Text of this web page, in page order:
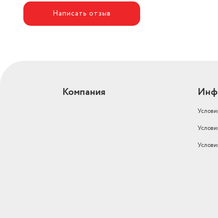
Цифровой тюнер
есть
CD-проигрыватель
есть
Написать отзыв
Компания